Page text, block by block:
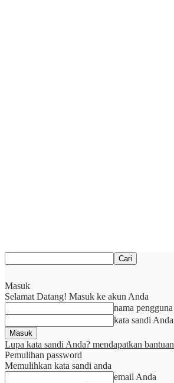
Masuk
Selamat Datang! Masuk ke akun Anda
nama pengguna
kata sandi Anda
Lupa kata sandi Anda? mendapatkan bantuan
Pemulihan password
Memulihkan kata sandi anda
email Anda